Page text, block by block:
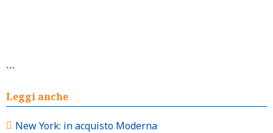
```
Leggi anche
New York: in acquisto Moderna